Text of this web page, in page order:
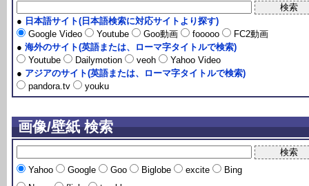
● 日本語サイト(日本語検索に対応サイトより探す)
Google Video
Youtube Goo動画 fooooo
FC2動画
● 海外のサイト(英語または、ローマ字タイトルで検索)
Youtube
Dailymotion veoh
Yahoo Video
● アジアのサイト(英語または、ローマ字タイトルで検索)
pandora.tv
youku
画像/壁紙 検索
Yahoo Google Goo Biglobe excite
Bing